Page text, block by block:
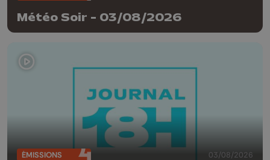
Météo Soir - 03/08/2026
ÉMISSIONS 03/08/2026